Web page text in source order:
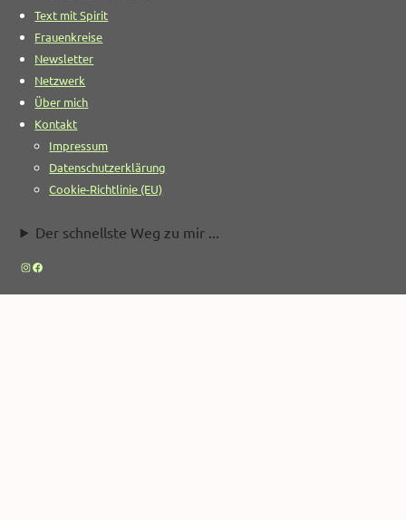
Text mit Spirit
Frauenkreise
Newsletter
Netzwerk
Über mich
Kontakt
Impressum
Datenschutzerklärung
Cookie-Richtlinie (EU)
Der schnellste Weg zu mir ...
Instagram
Facebook